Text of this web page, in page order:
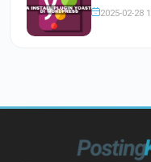
2025-02-28